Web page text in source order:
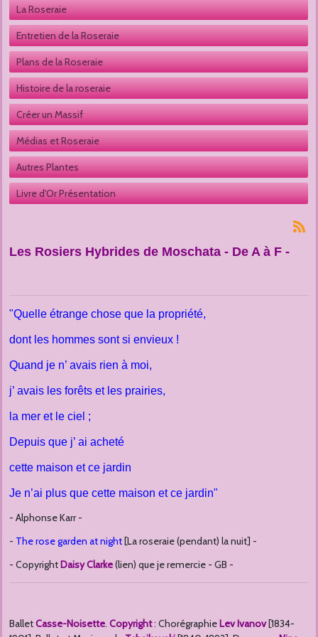
Les Rosiers Hybrides de Moschata - De A à F -
"Quelle étrange chose que la propriété,
dont les hommes sont si envieux !
Quand je n’ avais rien à moi,
j’ avais les forêts et les prairies,
la mer et le ciel ;
Depuis que j’ ai acheté
cette maison et ce jardin
Je n’ai plus que cette maison et ce jardin"
- Alphonse Karr -
- Therose garden at night[La roseraie (pendant) la nuit] -
- CopyrightDaisy Clarke(lien) que je remercie - GB -
BalletCasse-Noisette. Copyright: ChorégraphieLev Ivanov[1834-
La Roseraie
Entretien de la Roseraie
Plans de la Roseraie
Histoire de la roseraie
Créer un Massif
Médias et Roseraie
Autres Plantes
Livre d'Or Présentation